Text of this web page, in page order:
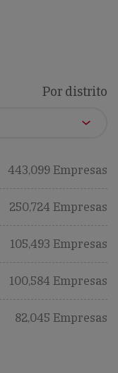
Por distrito
443,099 Empresas
250,724 Empresas
105,493 Empresas
100,584 Empresas
82,045 Empresas